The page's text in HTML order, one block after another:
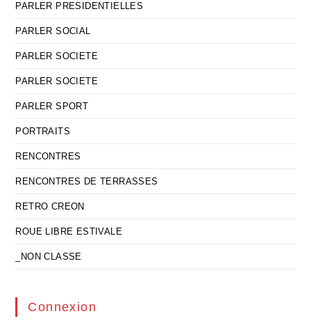
PARLER PRESIDENTIELLES
PARLER SOCIAL
PARLER SOCIETE
PARLER SOCIETE
PARLER SPORT
PORTRAITS
RENCONTRES
RENCONTRES DE TERRASSES
RETRO CREON
ROUE LIBRE ESTIVALE
_NON CLASSE
Connexion